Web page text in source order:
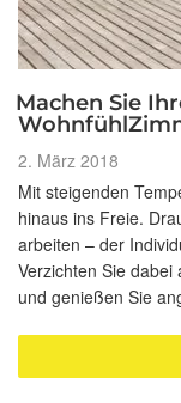
Machen Sie
Veröffentlicht
am
2. März 2018
Mit steigenden
hinaus ins Freie.
arbeiten – der
Verzichten Sie
und genießen Sie